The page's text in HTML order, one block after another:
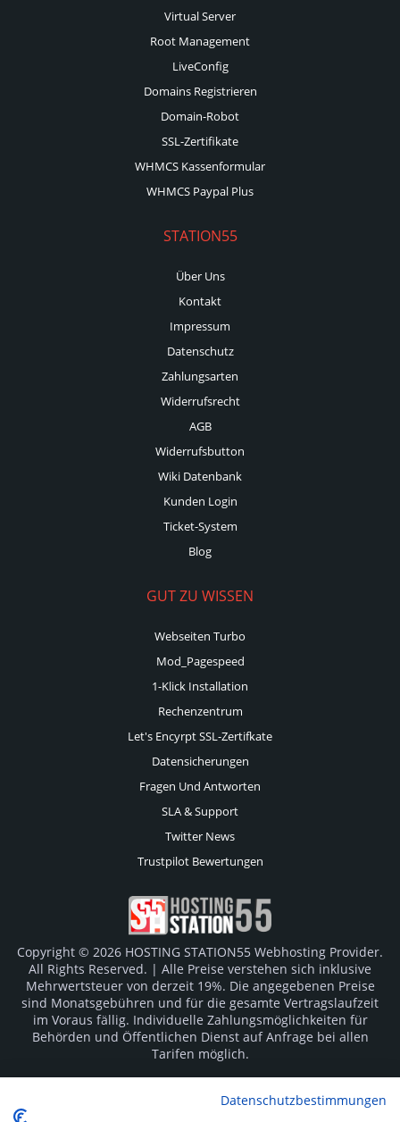
Virtual Server
Root Management
LiveConfig
Domains Registrieren
Domain-Robot
SSL-Zertifikate
WHMCS Kassenformular
WHMCS Paypal Plus
STATION55
Über Uns
Kontakt
Impressum
Datenschutz
Zahlungsarten
Widerrufsrecht
AGB
Widerrufsbutton
Wiki Datenbank
Kunden Login
Ticket-System
Blog
GUT ZU WISSEN
Webseiten Turbo
Mod_Pagespeed
1-Klick Installation
Rechenzentrum
Let's Encyrpt SSL-Zertifkate
Datensicherungen
Fragen Und Antworten
SLA & Support
Twitter News
Trustpilot Bewertungen
Copyright © 2026 HOSTING STATION55 Webhosting Provider.
All Rights Reserved. | Alle Preise verstehen sich inklusive
Mehrwertsteuer von derzeit 19%. Die angegebenen Preise
sind Monatsgebühren und für die gesamte Vertragslaufzeit
im Voraus fällig. Individuelle Zahlungsmöglichkeiten für
Behörden und Öffentlichen Dienst auf Anfrage bei allen
Tarifen möglich.
Hersteller. Irrtümer vorbehalten.Datenschutzbestimmungen